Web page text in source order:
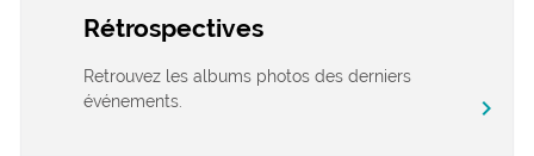
Rétrospectives
Retrouvez les albums photos des derniers
événements.
chevron_right